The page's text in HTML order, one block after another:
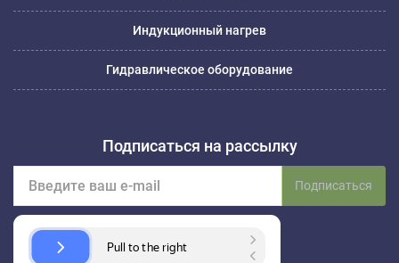
Индукционный нагрев
Гидравлическое оборудование
Подписаться на рассылку
Подписаться